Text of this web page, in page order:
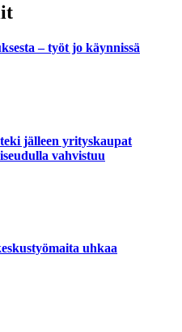
– työt jo käynnissä
jälleen yrityskaupat
vahvistuu
uhkaa